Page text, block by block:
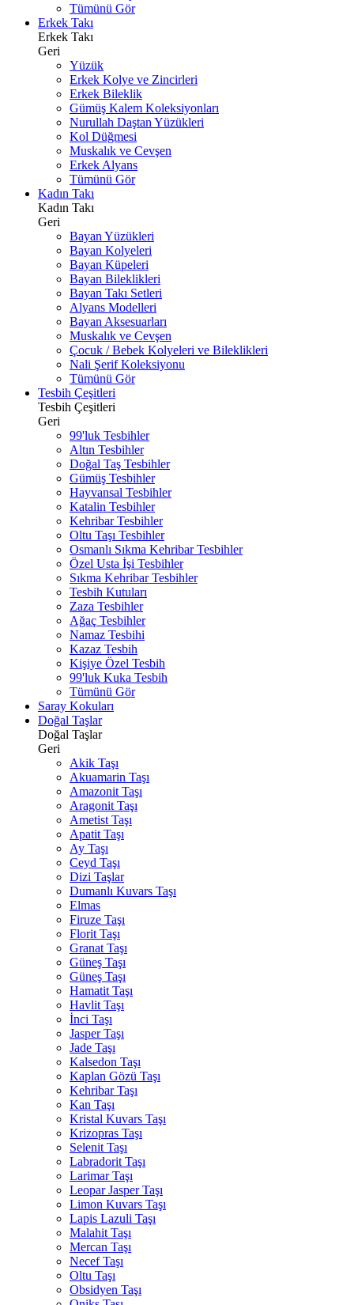
Tümünü Gör
Erkek Takı
Erkek Takı
Geri
Yüzük
Erkek Kolye ve Zincirleri
Erkek Bileklik
Gümüş Kalem Koleksiyonları
Nurullah Daştan Yüzükleri
Kol Düğmesi
Muskalık ve Cevşen
Erkek Alyans
Tümünü Gör
Kadın Takı
Kadın Takı
Geri
Bayan Yüzükleri
Bayan Kolyeleri
Bayan Küpeleri
Bayan Bileklikleri
Bayan Takı Setleri
Alyans Modelleri
Bayan Aksesuarları
Muskalık ve Cevşen
Çocuk / Bebek Kolyeleri ve Bileklikleri
Nali Şerif Koleksiyonu
Tümünü Gör
Tesbih Çeşitleri
Tesbih Çeşitleri
Geri
99'luk Tesbihler
Altın Tesbihler
Doğal Taş Tesbihler
Gümüş Tesbihler
Hayvansal Tesbihler
Katalin Tesbihler
Kehribar Tesbihler
Oltu Taşı Tesbihler
Osmanlı Sıkma Kehribar Tesbihler
Özel Usta İşi Tesbihler
Sıkma Kehribar Tesbihler
Tesbih Kutuları
Zaza Tesbihler
Ağaç Tesbihler
Namaz Tesbihi
Kazaz Tesbih
Kişiye Özel Tesbih
99'luk Kuka Tesbih
Tümünü Gör
Saray Kokuları
Doğal Taşlar
Doğal Taşlar
Geri
Akik Taşı
Akuamarin Taşı
Amazonit Taşı
Aragonit Taşı
Ametist Taşı
Apatit Taşı
Ay Taşı
Ceyd Taşı
Dizi Taşlar
Dumanlı Kuvars Taşı
Elmas
Firuze Taşı
Florit Taşı
Granat Taşı
Güneş Taşı
Güneş Taşı
Hamatit Taşı
Havlit Taşı
İnci Taşı
Jasper Taşı
Jade Taşı
Kalsedon Taşı
Kaplan Gözü Taşı
Kehribar Taşı
Kan Taşı
Kristal Kuvars Taşı
Krizopras Taşı
Selenit Taşı
Labradorit Taşı
Larimar Taşı
Leopar Jasper Taşı
Limon Kuvars Taşı
Lapis Lazuli Taşı
Malahit Taşı
Mercan Taşı
Necef Taşı
Oltu Taşı
Obsidyen Taşı